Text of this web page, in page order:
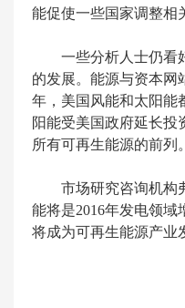
能促使一些国家调整相
一些分析人士仍看
的发展。能源与资本网
年，美国风能和太阳能
阳能受美国政府延长投
所有可再生能源的前列。
市场研究咨询机构
能将是2016年发电领
将成为可再生能源产业